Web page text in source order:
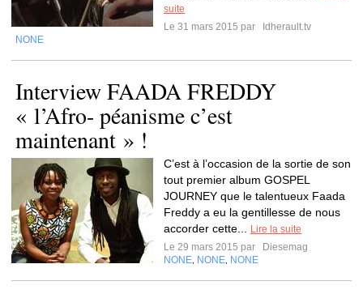
suite
Le 31 mars 2015 par
Idherault.tv
NONE
Interview FAADA FREDDY
« l’Afro- péanisme c’est
maintenant » !
C’est à l’occasion de la sortie de son
tout premier album GOSPEL
JOURNEY que le talentueux Faada
Freddy a eu la gentillesse de nous
accorder cette...
Lire la suite
Le 29 mars 2015 par
Diesemag
NONE NONE NONE